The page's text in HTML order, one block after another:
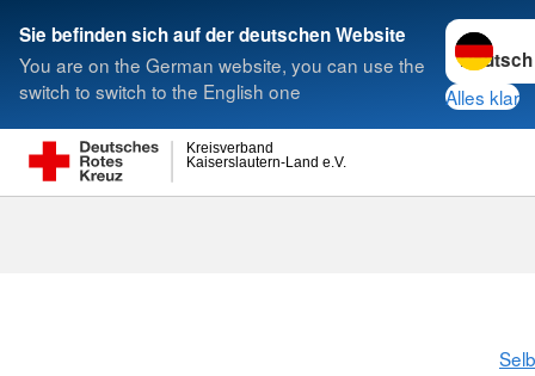
Sie befinden sich auf der deutschen Website
You are on the German website, you can use the
switch to switch to the English one
Sprache
Alles klar
Kaiserslautern-Land e.V.
Kreisverband
Suche